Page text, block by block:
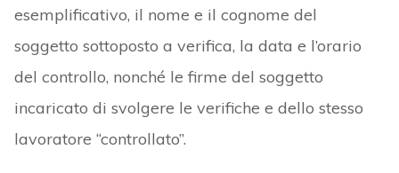
esemplificativo, il nome e il cognome del
soggetto sottoposto a verifica, la data e l’orario
del controllo, nonché le firme del soggetto
incaricato di svolgere le verifiche e dello stesso
lavoratore “controllato”.